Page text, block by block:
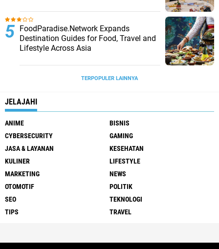
FoodParadise.Network Expands
Destination Guides for Food, Travel and
Lifestyle Across Asia
TERPOPULER LAINNYA
JELAJAHI
ANIME
BISNIS
CYBERSECURITY
GAMING
JASA & LAYANAN
KESEHATAN
KULINER
LIFESTYLE
MARKETING
NEWS
OTOMOTIF
POLITIK
SEO
TEKNOLOGI
TIPS
TRAVEL